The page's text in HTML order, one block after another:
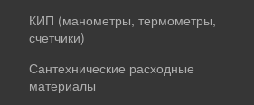
КИП (манометры, термометры,
счетчики)
Сантехнические расходные
материалы